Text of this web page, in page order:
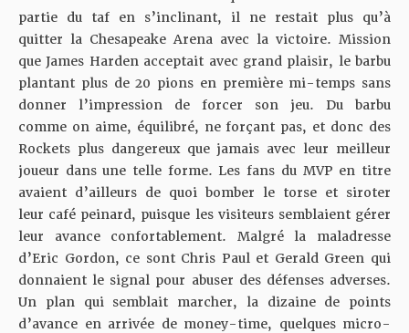
partie du taf en s’inclinant, il ne restait plus qu’à
quitter la Chesapeake Arena avec la victoire. Mission
que James Harden acceptait avec grand plaisir, le barbu
plantant plus de 20 pions en première mi-temps sans
donner l’impression de forcer son jeu. Du barbu
comme on aime, équilibré, ne forçant pas, et donc des
Rockets plus dangereux que jamais avec leur meilleur
joueur dans une telle forme. Les fans du MVP en titre
avaient d’ailleurs de quoi bomber le torse et siroter
leur café peinard, puisque les visiteurs semblaient gérer
leur avance confortablement. Malgré la maladresse
d’Eric Gordon, ce sont Chris Paul et Gerald Green qui
donnaient le signal pour abuser des défenses adverses.
Un plan qui semblait marcher, la dizaine de points
d’avance en arrivée de money-time, quelques micro-